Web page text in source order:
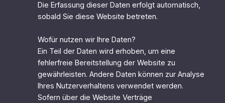
Die Erfassung dieser Daten erfolgt automatisch,
sobald Sie diese Website betreten.
Wofür nutzen wir Ihre Daten?
Ein Teil der Daten wird erhoben, um eine
fehlerfreie Bereitstellung der Website zu
gewährleisten. Andere Daten können zur Analyse
Ihres Nutzerverhaltens verwendet werden.
Sofern über die Website Verträge